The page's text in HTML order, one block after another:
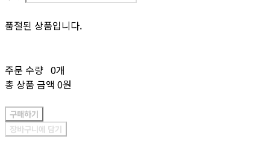
품절된 상품입니다.
주문 수량 0개
총 상품 금액 0원
구매하기
장바구니에 담기